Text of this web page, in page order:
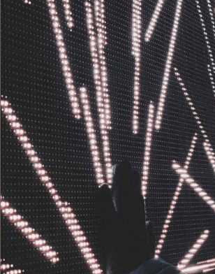
marketing auditivo
bienestar de tus
colaboradores.
Contáctanos